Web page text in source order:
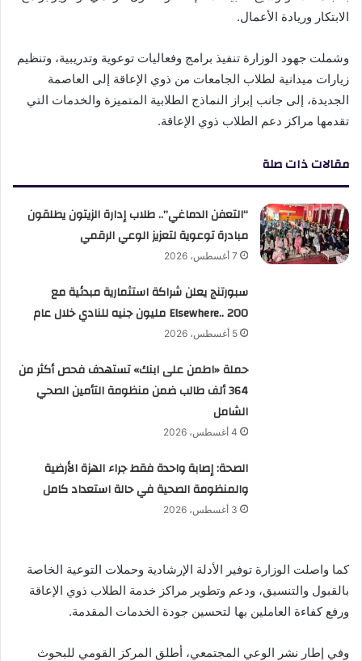
الابتكار وريادة الأعمال.
وشملت جهود الوزارة تنفيذ برامج وفعاليات توعوية وتدريبية، وتنظيم
زيارات ميدانية لطلاب الجامعات من ذوي الإعاقة إلى العاصمة
الجديدة، إلى جانب إبراز النماذج الطلابية المتميزة والخدمات التي
تقدمها مراكز دعم الطلاب ذوي الإعاقة.
مقالات ذات صلة
“التعفن الدماغي”.. طلاب إدارة الزيتون يطلقون
مبادرة توعوية لتعزيز الوعي الرقمي
7 أغسطس، 2026
سبورتنج يعلن شراكة استثمارية مبدئية مع
Elsewhere.. 200 مليون جنيه للنادي خلال عام
5 أغسطس، 2026
حملة «اطمن على ابنك» تستهدف فحص أكثر من
364 ألف طالب ضمن منظومة التأمين الصحي
الشامل
4 أغسطس، 2026
الصحة: إصابة واحدة فقط جراء الهزة الأرضية
والمنظومة الصحية في حالة استعداد كامل
3 أغسطس، 2026
كما واصلت الوزارة توفير الأدلة الإرشادية وحملات التوعية الخاصة
بالقبول والتنسيق، ودعم وتطوير مراكز خدمة الطلاب ذوي الإعاقة
ورفع كفاءة العاملين بها لتحسين جودة الخدمات المقدمة.
وفي إطار نشر الوعي المجتمعي، أطلق المركز القومي للبحوث